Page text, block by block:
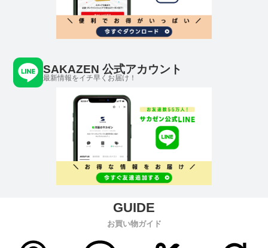
SAKAZEN 公式アカウント
最新情報をイチ早くお届け！
お買い物ガイド